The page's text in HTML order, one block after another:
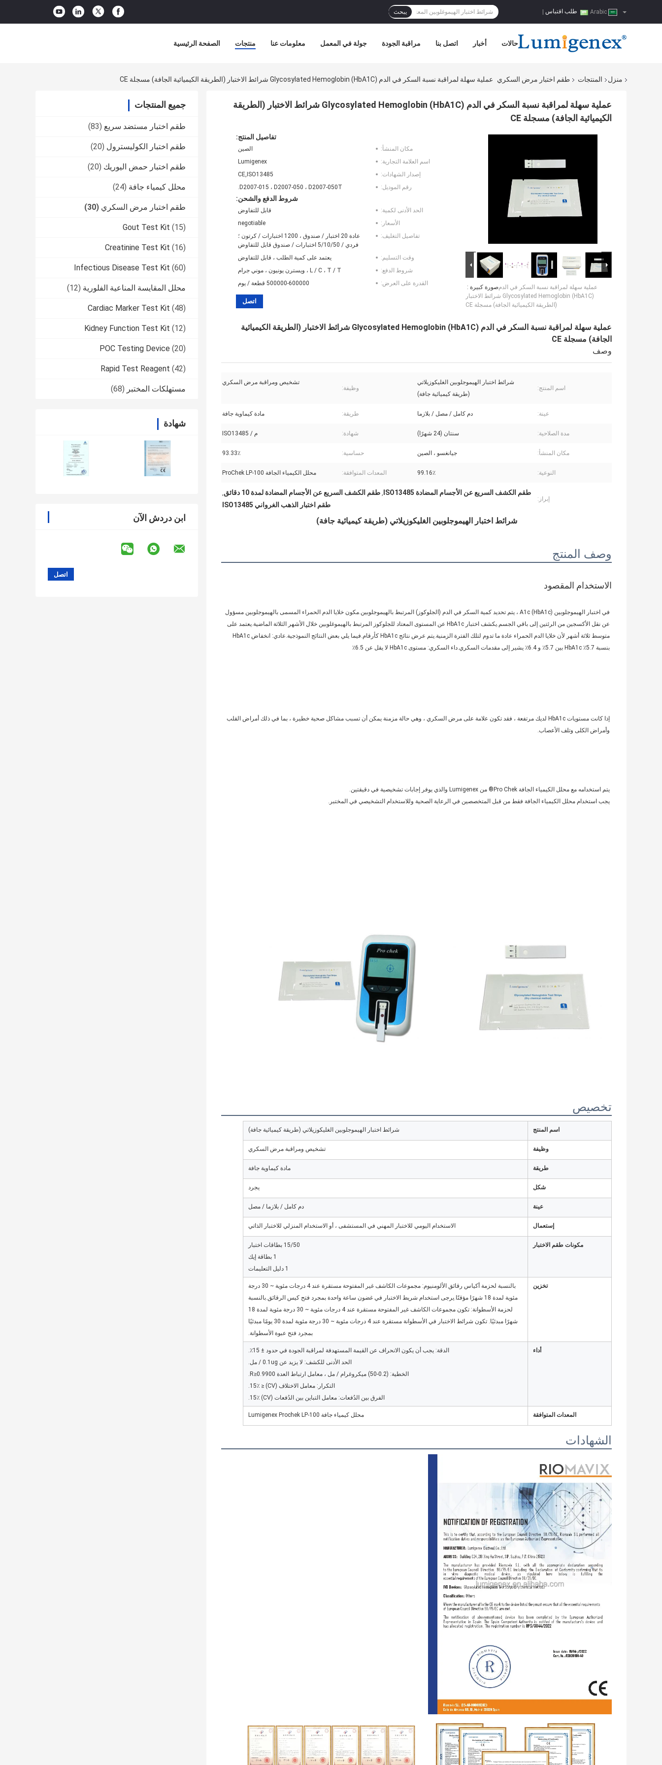
طلب اقتباس يبحث
الصفحة الرئيسية منتجات معلومات عنا جولة في المعمل مراقبة الجودة اتصل بنا أخبار حالات
منزل المنتجات طقم اختبار مرض السكري عملية سهلة لمراقبة نسبة السكر في الدم Glycosylated Hemoglobin (HbA1C) شرائط الاختبار (الطريقة الكيميائية الجافة) مسجلة CE
جميع المنتجات
طقم اختبار مستضد سريع (83)
طقم اختبار الكوليسترول (20)
طقم اختبار حمض اليوريك (20)
محلل كيمياء جافة (24)
طقم اختبار مرض السكري (30)
Gout Test Kit (15)
Creatinine Test Kit (16)
Infectious Disease Test Kit (60)
محلل المقايسة المناعية الفلورية (12)
Cardiac Marker Test Kit (48)
Kidney Function Test Kit (12)
POC Testing Device (20)
Rapid Test Reagent (42)
مستهلكات المختبر (68)
شهادة
ابن دردش الآن
عملية سهلة لمراقبة نسبة السكر في الدم Glycosylated Hemoglobin (HbA1C) شرائط الاختبار (الطريقة
الكيميائية الجافة) مسجلة CE
صورة كبيرة :عملية سهلة لمراقبة نسبة السكر في الدم
Glycosylated Hemoglobin (HbA1C) شرائط الاختبار
(الطريقة الكيميائية الجافة) مسجلة CE
تفاصيل المنتج:
مكان المنشأ:
الصين
اسم العلامة التجارية:
Lumigenex
إصدار الشهادات:
CE,ISO13485
رقم الموديل:
D2007-015 ، D2007-050 ، D2007-050T.
شروط الدفع والشحن:
الحد الأدنى لكمية:
قابل للتفاوض
الأسعار:
negotiable
تفاصيل التغليف:
عادة 20 اختبار / صندوق ، 1200 اختبارات / كرتون ؛
فردي / 5/10/50 اختبارات / صندوق قابل للتفاوض
وقت التسليم:
يعتمد على كمية الطلب ، قابل للتفاوض
شروط الدفع:
L / C ، T / T ، ويسترن يونيون ، موني جرام
القدرة على العرض:
500000-600000 قطعة / يوم
اتصل
عملية سهلة لمراقبة نسبة السكر في الدم Glycosylated Hemoglobin (HbA1C) شرائط الاختبار (الطريقة الكيميائية
الجافة) مسجلة CE
وصف
اسم المنتج:
شرائط اختبار الهيموجلوبين الغليكوزيلاتي
(طريقة كيميائية جافة)
وظيفة:
تشخيص ومراقبة مرض السكري
عينة: دم كامل / مصل / بلازما طريقة: مادة كيماوية جافة
مدة الصلاحية: سنتان (24 شهرًا) شهادة: م / ISO13485
مكان المنشأ: جيانغسو ، الصين حساسية: 93.33٪
النوعية: 99.16٪ المعدات المتوافقة: محلل الكيمياء الجافة ProChek LP-100
إبراز:
طقم الكشف السريع عن الأجسام المضادة ISO13485 , طقم الكشف السريع عن الأجسام المضادة لمدة 10 دقائق ,
طقم اختبار الذهب الغرواني ISO13485
شرائط اختبار الهيموجلوبين الغليكوزيلاتي (طريقة كيميائية جافة)
وصف المنتج
الاستخدام المقصود
بنسبة 5.7٪ HbA1c بين 5.7٪ و 6.4٪ يشير إلى مقدمات السكري.داء السكري: مستوى HbA1c لا يقل عن 6.5٪
وأمراض الكلى وتلف الأعصاب.
يتم استخدامه مع محلل الكيمياء الجافة Pro Chek® من Lumigenex والذي يوفر إجابات تشخيصية في دقيقتين.
يجب استخدام محلل الكيمياء الجافة فقط من قبل المتخصصين في الرعاية الصحية وللاستخدام التشخيصي في المختبر.
تخصيص
اسم المنتج شرائط اختبار الهيموجلوبين الغليكوزيلاتي (طريقة كيميائية جافة)
وظيفة تشخيص ومراقبة مرض السكري
طريقة مادة كيماوية جافة
شكل يجرد
عينة دم كامل / بلازما / مصل
إستعمال الاستخدام اليومي للاختبار المهني في المستشفى ، أو الاستخدام المنزلي للاختبار الذاتي
مكونات طقم الاختبار
15/50 بطاقات اختبار
1 بطاقة إيك
1 دليل التعليمات
تخزين
بالنسبة لحزمة أكياس رقائق الألومنيوم: مجموعات الكاشف غير المفتوحة مستقرة عند 4 درجات مئوية ~ 30 درجة
مئوية لمدة 18 شهرًا مؤقتًا.يرجى استخدام شريط الاختبار في غضون ساعة واحدة بمجرد فتح كيس الرقائق.بالنسبة
لحزمة الأسطوانة: تكون مجموعات الكاشف غير المفتوحة مستقرة عند 4 درجات مئوية ~ 30 درجة مئوية لمدة 18
شهرًا مبدئيًا. تكون شرائط الاختبار في الأسطوانة مستقرة عند 4 درجات مئوية ~ 30 درجة مئوية لمدة 30 يومًا مبدئيًا
بمجرد فتح عبوة الأسطوانة.
أداء
الدقة: يجب أن يكون الانحراف عن القيمة المستهدفة لمراقبة الجودة في حدود ± 15٪.
الحد الأدنى للكشف: لا يزيد عن 0.1ug / مل.
الخطية: (0.2-50) ميكروغرام / مل ، معامل ارتباط العدة R≥0.9900.
التكرار: معامل الاختلاف (CV) ≤ 15٪.
الفرق بين الدُفعات: معامل التباين بين الدُفعات (CV) 15٪.
المعدات المتوافقة محلل كيمياء جافة Lumigenex Prochek LP-100
الشهادات